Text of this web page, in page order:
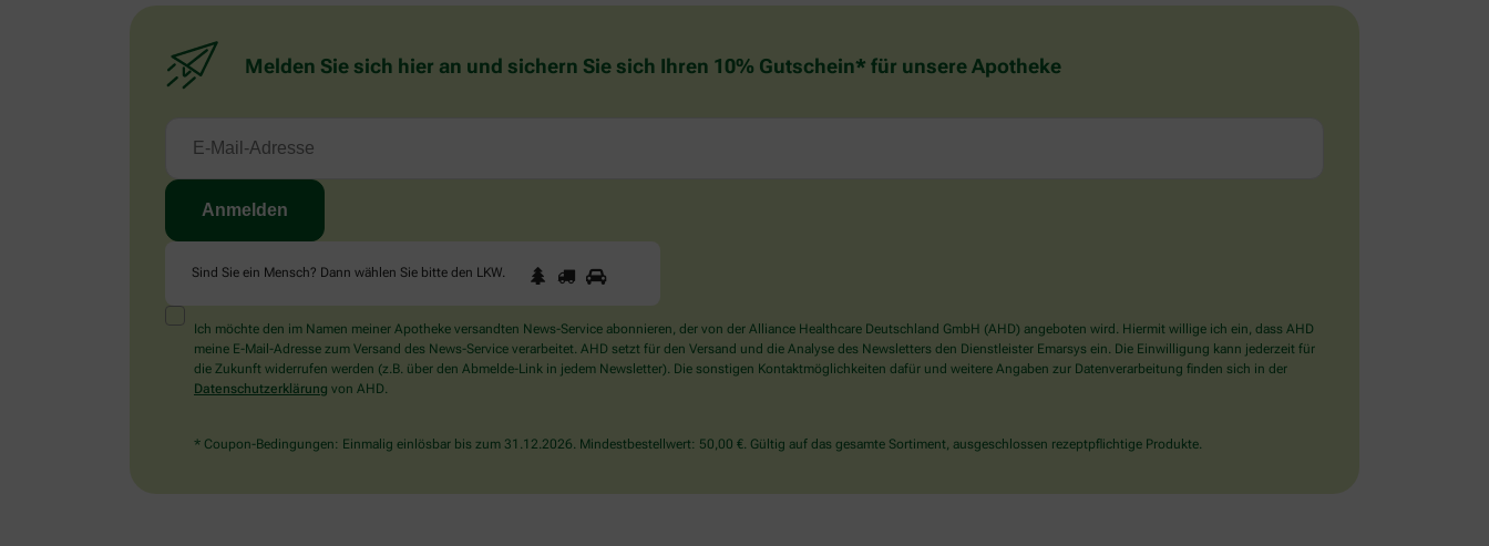
Melden Sie sich hier an und sichern Sie sich Ihren 10% Gutschein* für unsere Apotheke
Sind Sie ein Mensch? Dann wählen Sie bitte den LKW
Sind
Sie
Mensch?
Dann
wählen
LKW.
1 2
Ich möchte den im Namen meiner Apotheke versandten News-Service abonnieren, der von der Alliance Healthcare Deutschland GmbH (AHD) angeboten wird. Hiermit willige ich ein, dass AHD
meine E-Mail-Adresse zum Versand des News-Service verarbeitet. AHD setzt für den Versand und die Analyse des Newsletters den Dienstleister Emarsys ein. Die Einwilligung kann jederzeit für
die Zukunft widerrufen werden (z.B. über den Abmelde-Link in jedem Newsletter). Die sonstigen Kontaktmöglichkeiten dafür und weitere Angaben zur Datenverarbeitung finden sich in der
Datenschutzerklärung von AHD.
* Coupon-Bedingungen: Einmalig einlösbar bis zum 31.12.2026. Mindestbestellwert: 50,00 €. Gültig auf das gesamte Sortiment, ausgeschlossen rezeptpflichtige Produkte.